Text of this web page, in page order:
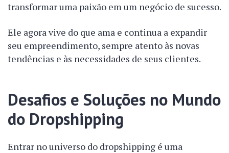
transformar uma paixão em um negócio de sucesso.
Ele agora vive do que ama e continua a expandir
seu empreendimento, sempre atento às novas
tendências e às necessidades de seus clientes.
Desafios e Soluções no Mundo
do Dropshipping
Entrar no universo do dropshipping é uma